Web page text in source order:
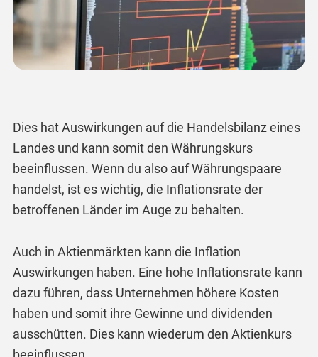
Dies hat Auswirkungen auf die Handelsbilanz eines
Landes und kann somit den Währungskurs
beeinflussen. Wenn du also auf Währungspaare
handelst, ist es wichtig, die Inflationsrate der
betroffenen Länder im Auge zu behalten.
Auch in Aktienmärkten kann die Inflation
Auswirkungen haben. Eine hohe Inflationsrate kann
dazu führen, dass Unternehmen höhere Kosten
haben und somit ihre Gewinne und dividenden
ausschütten. Dies kann wiederum den Aktienkurs